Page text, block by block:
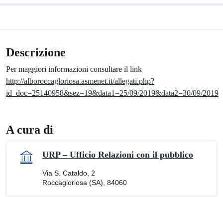
Descrizione
Per maggiori informazioni consultare il link
http://alboroccagloriosa.asmenet.it/allegati.php?
id_doc=25140958&sez=19&data1=25/09/2019&data2=30/09/2019
A cura di
URP – Ufficio Relazioni con il pubblico
Via S. Cataldo, 2
Roccagloriosa (SA), 84060